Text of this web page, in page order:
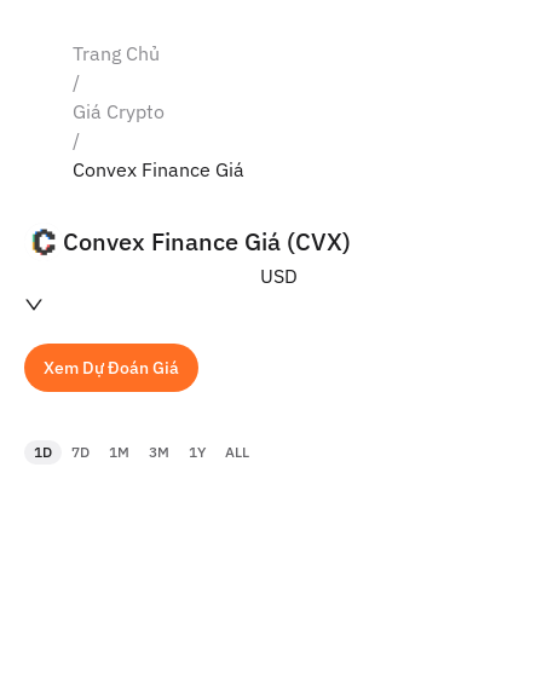
Trang Chủ
/
Giá Crypto
/
Convex Finance Giá
Convex Finance Giá (CVX)
USD
Xem Dự Đoán Giá
1D 7D 1M 3M 1Y ALL